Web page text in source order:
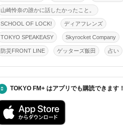
山崎怜奈の誰かに話したかったこと。
SCHOOL OF LOCK! ディアフレンズ
TOKYO SPEAKEASY Skyrocket Company
防災FRONT LINE ゲッターズ飯田 占い
TOKYO FM+ はアプリでも購読できます！